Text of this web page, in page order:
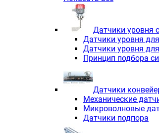
Датчики уровня
Датчики уровня
Датчики уровня
Принцип подбора
Датчики
Механические
Микроволновые
Датчики подпора